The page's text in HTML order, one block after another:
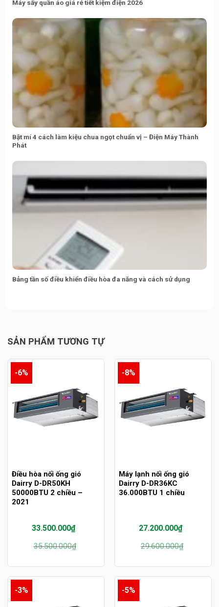
Máy sấy quần áo giá rẻ tiết kiệm điện 2026
Bật mí 4 cách làm kiệu chua ngọt chuẩn vị – Điện Máy Thành
Phát
Bảng tần số điều khiển điều hòa đa năng và cách sử dụng
SẢN PHẨM TƯƠNG TỰ
-6%
Điều hòa nối ống gió
Dairry D-DR50KH
50000BTU 2 chiều –
2021
35.500.000₫
Giá
gốc
35.500.000₫.
33.500.000₫
Giá
hiện
là:
33.500.000₫.
-8%
Máy lạnh nối ống gió
Dairry D-DR36KC
36.000BTU 1 chiều
29.600.000₫
Giá
gốc
29.600.000₫.
27.200.000₫
Giá
hiện
là:
27.200.000₫.
-3% -5%